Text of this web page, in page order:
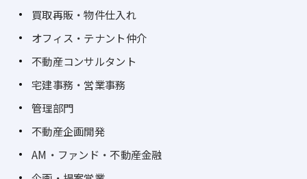
買取再販・物件仕入れ
オフィス・テナント仲介
不動産コンサルタント
宅建事務・営業事務
管理部門
不動産企画開発
AM・ファンド・不動産金融